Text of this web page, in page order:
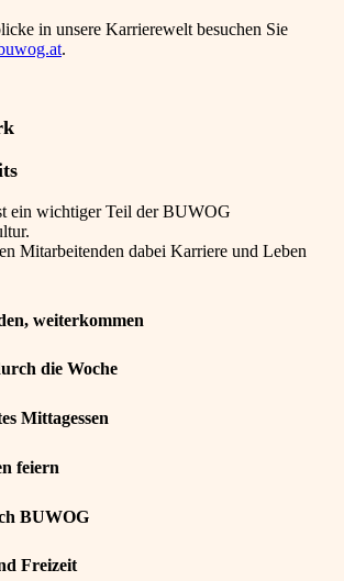
in unsere Karrierewelt besuchen Sie
.
ein wichtiger Teil der BUWOG
Mitarbeitenden dabei Karriere und Leben
weiterkommen
die Woche
Mittagessen
feiern
BUWOG
Freizeit